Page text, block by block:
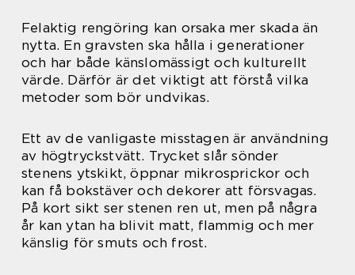
Felaktig rengöring kan orsaka mer skada än
nytta. En gravsten ska hålla i generationer
och har både känslomässigt och kulturellt
värde. Därför är det viktigt att förstå vilka
metoder som bör undvikas.
Ett av de vanligaste misstagen är användning
av högtryckstvätt. Trycket slår sönder
stenens ytskikt, öppnar mikrosprickor och
kan få bokstäver och dekorer att försvagas.
På kort sikt ser stenen ren ut, men på några
år kan ytan ha blivit matt, flammig och mer
känslig för smuts och frost.